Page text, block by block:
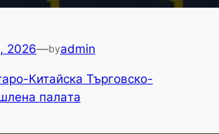
2026—byadmin
Китайска Търговско-
палaта